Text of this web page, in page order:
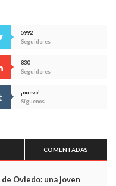
5992
Seguidores
830
Seguidores
¡nuevo!
Síguenos
COMENTADAS
Oviedo: una joven